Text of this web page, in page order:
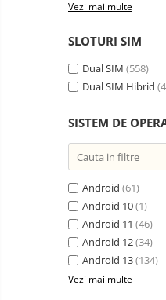
Casti Wireless
Casti cu Fir
si
Ceasuri Smart pentru copii
Bratari Fitness
Inel Smart
Accesorii Smartwatch
si
Trotinete
Piese si accesorii
Vezi mai multe
SLOTURI SIM
Dual SIM (558)
Dual SIM Hibrid
SISTEM DE
Android (61)
Android 10(1)
Android 11 (46)
Android 12(34)
Android 13(134)
Vezi mai multe